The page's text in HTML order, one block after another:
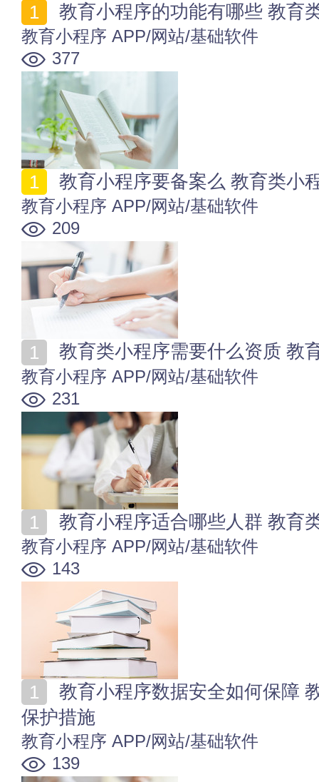
教育小程序的功能有哪些 教育
教育小程序 APP/网站/基础软件
377
教育小程序要备案么 教育类小
教育小程序 APP/网站/基础软件
209
教育类小程序需要什么资质 教
教育小程序 APP/网站/基础软件
231
教育小程序适合哪些人群 教育
教育小程序 APP/网站/基础软件
143
保护措施
教育小程序 APP/网站/基础软件
139